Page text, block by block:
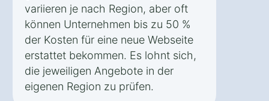
variieren je nach Region, aber oft
können Unternehmen bis zu 50 %
der Kosten für eine neue Webseite
erstattet bekommen. Es lohnt sich,
die jeweiligen Angebote in der
eigenen Region zu prüfen.